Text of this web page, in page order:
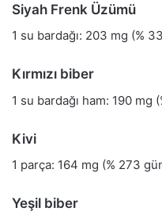
Siyah Frenk Üzümü
1 su bardağı: 203 mg (%
Kırmızı biber
1 su bardağı ham: 190 mg
Kivi
1 parça: 164 mg (% 273
Yeşil biber